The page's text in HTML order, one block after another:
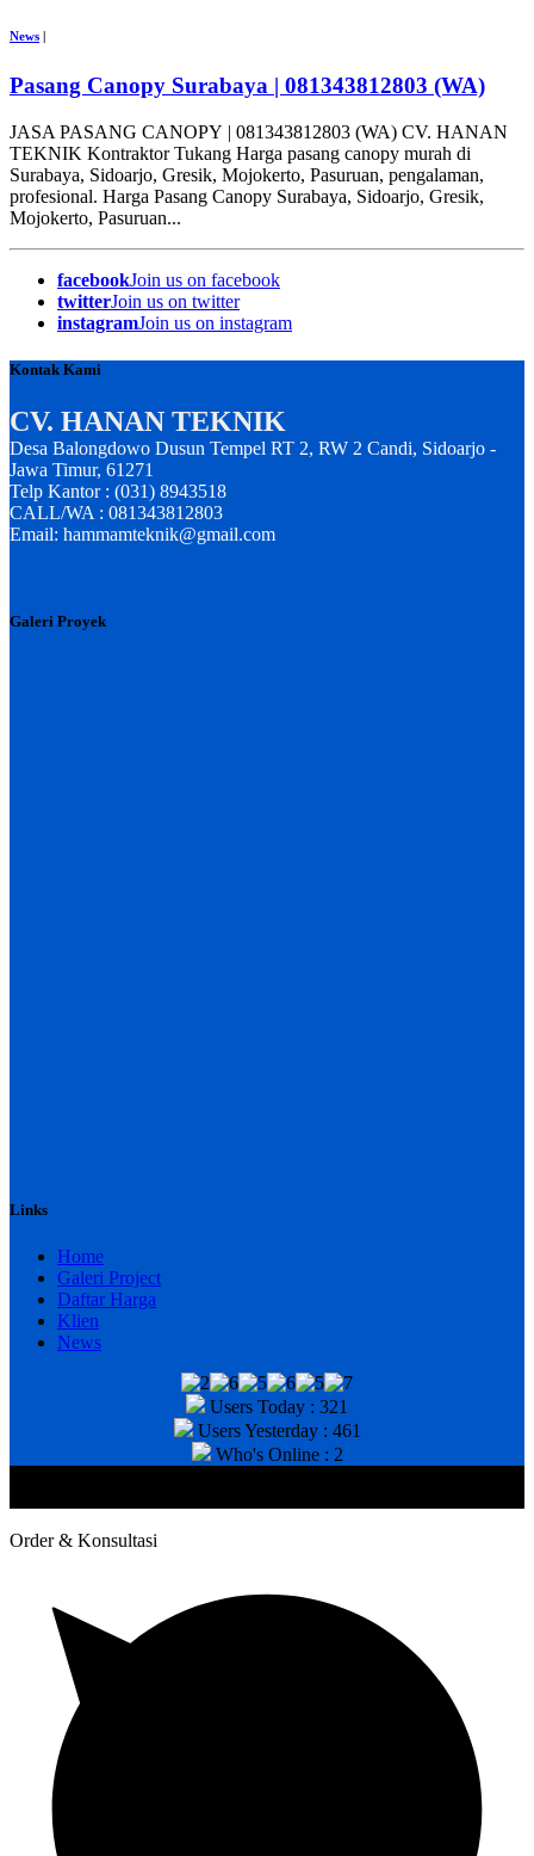
News |
Pasang Canopy Surabaya | 081343812803 (WA)
JASA PASANG CANOPY | 081343812803 (WA) CV. HANAN
TEKNIK Kontraktor Tukang Harga pasang canopy murah di
Surabaya, Sidoarjo, Gresik, Mojokerto, Pasuruan, pengalaman,
profesional. Harga Pasang Canopy Surabaya, Sidoarjo, Gresik,
Mojokerto, Pasuruan...
facebookJoin us on facebook
twitterJoin us on twitter
instagramJoin us on instagram
Kontak Kami
CV. HANAN TEKNIK
Desa Balongdowo Dusun Tempel RT 2, RW 2 Candi, Sidoarjo -
Jawa Timur, 61271
Telp Kantor : (031) 8943518
CALL/WA : 081343812803
Email: hammamteknik@gmail.com
Galeri Proyek
Links
Home
Galeri Project
Daftar Harga
Klien
News
Users Today : 321
Users Yesterday : 461
Who's Online : 2
Order & Konsultasi